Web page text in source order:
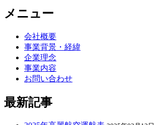
メニュー
会社概要
事業背景・経緯
企業理念
事業内容
お問い合わせ
最新記事